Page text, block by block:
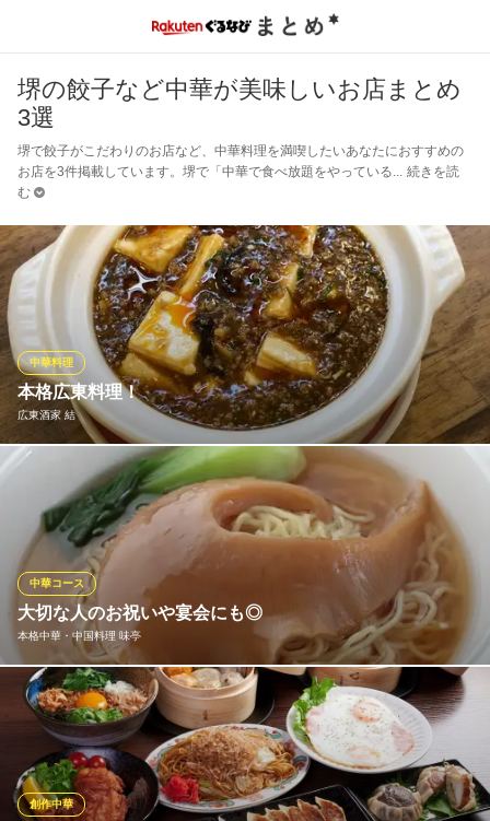
堺の餃子など中華が美味しいお店まとめ
3選
堺で餃子がこだわりのお店など、中華料理を満喫したいあなたにおすすめの
お店を3件掲載しています。堺で「中華で食べ放題をやっている
続きを読
む
本格広東料理！
広東酒家 結
中華料理
宴会料理店や高級料理店などで「中華一筋」に研鑽を積んだオー
ナーが作る絶品料理！ 是非一度お召し上がりください！
広東酒家 結
中瓦町の中華料理屋
南海高野線堺東駅 徒歩5分
大阪府堺市堺区中瓦町1-3-27
大切な人のお祝いや宴会にも◎
本格中華・中国料理 味亭
中華コース
料理には、刺激の強い食材や調味料を使用していません。お子様
からご高齢の方まで、食べやすい中華料理をご提供。素材の良さ
を活かし、余計なものを加えず、旨味を引き出すよう仕上げてい
ます。そんな自慢のメニューを揃えたコースの数々を、ぜひご賞
味ください。
創作中華